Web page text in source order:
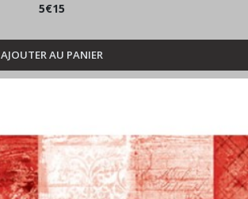
5€15
AJOUTER AU PANIER